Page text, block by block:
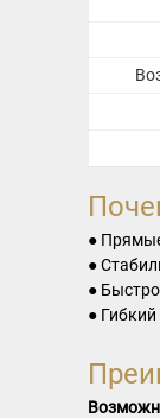
●
●
●
●